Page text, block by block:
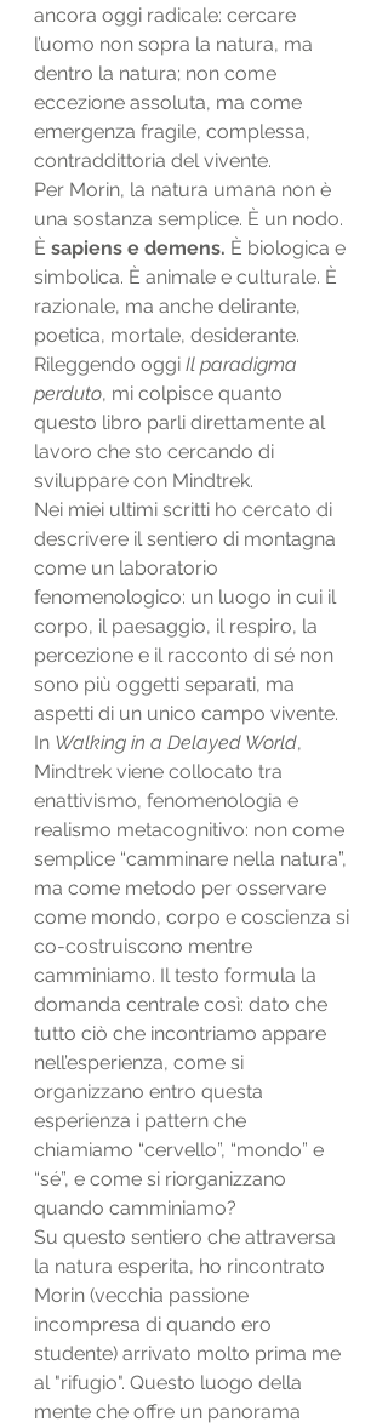
ancora oggi radicale: cercare
l’uomo non sopra la natura, ma
dentro la natura; non come
eccezione assoluta, ma come
emergenza fragile, complessa,
contraddittoria del vivente.
Per Morin, la natura umana non è
una sostanza semplice. È un nodo.
È sapiens e demens. È biologica e
simbolica. È animale e culturale. È
razionale, ma anche delirante,
poetica, mortale, desiderante.
Rileggendo oggi Il paradigma
perduto, mi colpisce quanto
questo libro parli direttamente al
lavoro che sto cercando di
sviluppare con Mindtrek.
Nei miei ultimi scritti ho cercato di
descrivere il sentiero di montagna
come un laboratorio
fenomenologico: un luogo in cui il
corpo, il paesaggio, il respiro, la
percezione e il racconto di sé non
sono più oggetti separati, ma
aspetti di un unico campo vivente.
In Walking in a Delayed World,
Mindtrek viene collocato tra
enattivismo, fenomenologia e
realismo metacognitivo: non come
semplice “camminare nella natura”,
ma come metodo per osservare
come mondo, corpo e coscienza si
co-costruiscono mentre
camminiamo. Il testo formula la
domanda centrale così: dato che
tutto ciò che incontriamo appare
nell’esperienza, come si
organizzano entro questa
esperienza i pattern che
chiamiamo “cervello”, “mondo” e
“sé”, e come si riorganizzano
quando camminiamo?
Su questo sentiero che attraversa
la natura esperita, ho rincontrato
Morin (vecchia passione
incompresa di quando ero
studente) arrivato molto prima me
al "rifugio". Questo luogo della
mente che offre un panorama